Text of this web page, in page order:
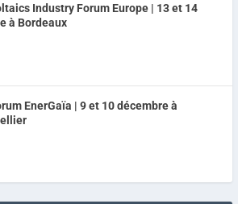
Industry Forum Europe | 13 et 14
à Bordeaux
EnerGaïa | 9 et 10 décembre à